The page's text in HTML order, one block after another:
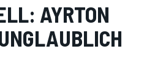
AYRTON